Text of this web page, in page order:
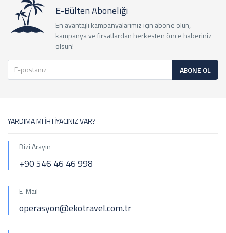
E-Bülten Aboneliği
En avantajlı kampanyalarımız için abone olun,
kampanya ve fırsatlardan herkesten önce haberiniz
olsun!
ABONE OL
YARDIMA MI İHTİYACINIZ VAR?
Bizi Arayın
+90 546 46 46 998
E-Mail
operasyon@ekotravel.com.tr